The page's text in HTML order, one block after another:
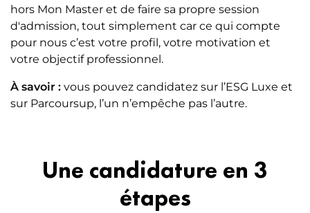
hors Mon Master et de faire sa propre session
d'admission, tout simplement car ce qui compte
pour nous c’est votre profil, votre motivation et
votre objectif professionnel.
À savoir : vous pouvez candidatez sur l’ESG Luxe et
sur Parcoursup, l’un n’empêche pas l’autre.
Une candidature en 3
étapes